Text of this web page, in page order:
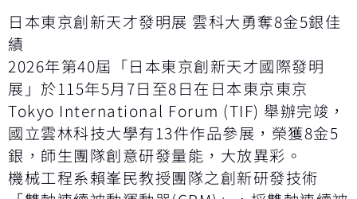
日本東京創新天才發明展 雲科大勇奪8金5銀佳
績
2026年第40屆「日本東京創新天才國際發明
展」於115年5月7日至8日在日本東京東京
Tokyo International Forum (TIF) 舉辦完竣，
國立雲林科技大學有13件作品參展，榮獲8金5
銀，師生團隊創意研發量能，大放異彩。
機械工程系賴峯民教授團隊之創新研發技術